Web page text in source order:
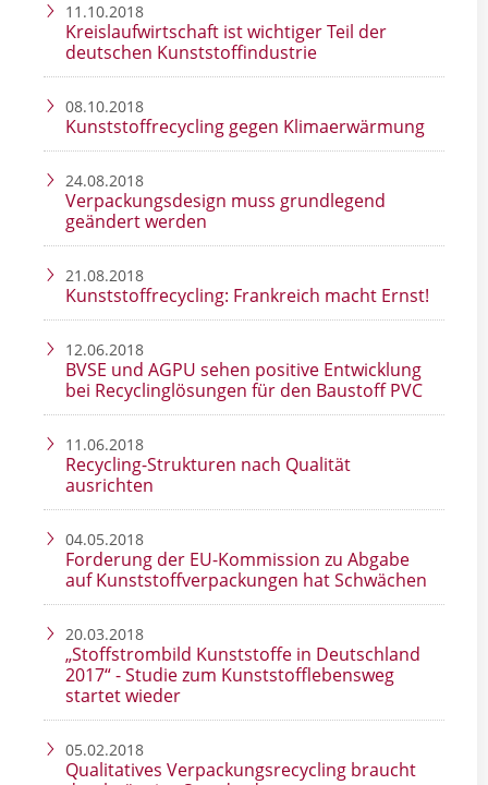
11.10.2018
Kreislaufwirtschaft ist wichtiger Teil der
deutschen Kunststoffindustrie
08.10.2018
Kunststoffrecycling gegen Klimaerwärmung
24.08.2018
Verpackungsdesign muss grundlegend
geändert werden
21.08.2018
Kunststoffrecycling: Frankreich macht Ernst!
12.06.2018
BVSE und AGPU sehen positive Entwicklung
bei Recyclinglösungen für den Baustoff PVC
11.06.2018
Recycling-Strukturen nach Qualität
ausrichten
04.05.2018
Forderung der EU-Kommission zu Abgabe
auf Kunststoffverpackungen hat Schwächen
20.03.2018
„Stoffstrombild Kunststoffe in Deutschland
2017“ - Studie zum Kunststofflebensweg
startet wieder
05.02.2018
Qualitatives Verpackungsrecycling braucht